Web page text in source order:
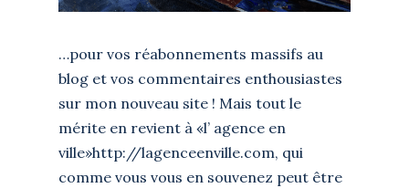
…pour vos réabonnements massifs au
blog et vos commentaires enthousiastes
sur mon nouveau site ! Mais tout le
mérite en revient à «l’ agence en
ville»http://lagenceenville.com, qui
comme vous vous en souvenez peut être